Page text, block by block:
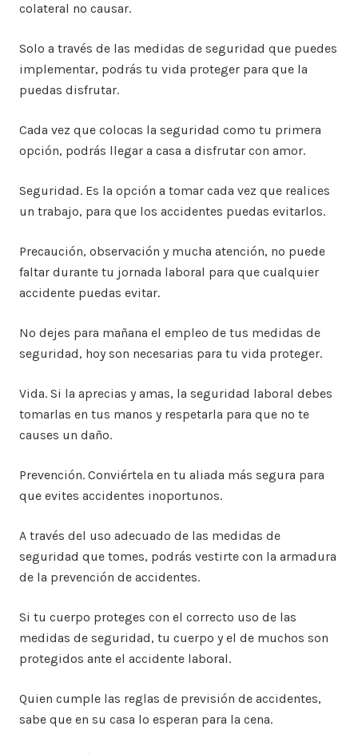
colateral no causar.
Solo a través de las medidas de seguridad que puedes
implementar, podrás tu vida proteger para que la
puedas disfrutar.
Cada vez que colocas la seguridad como tu primera
opción, podrás llegar a casa a disfrutar con amor.
Seguridad. Es la opción a tomar cada vez que realices
un trabajo, para que los accidentes puedas evitarlos.
Precaución, observación y mucha atención, no puede
faltar durante tu jornada laboral para que cualquier
accidente puedas evitar.
No dejes para mañana el empleo de tus medidas de
seguridad, hoy son necesarias para tu vida proteger.
Vida. Si la aprecias y amas, la seguridad laboral debes
tomarlas en tus manos y respetarla para que no te
causes un daño.
Prevención. Conviértela en tu aliada más segura para
que evites accidentes inoportunos.
A través del uso adecuado de las medidas de
seguridad que tomes, podrás vestirte con la armadura
de la prevención de accidentes.
Si tu cuerpo proteges con el correcto uso de las
medidas de seguridad, tu cuerpo y el de muchos son
protegidos ante el accidente laboral.
Quien cumple las reglas de previsión de accidentes,
sabe que en su casa lo esperan para la cena.